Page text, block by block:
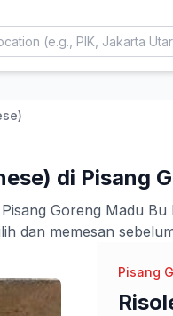
di Pisang
Goreng Madu
dan memesan
Pisang